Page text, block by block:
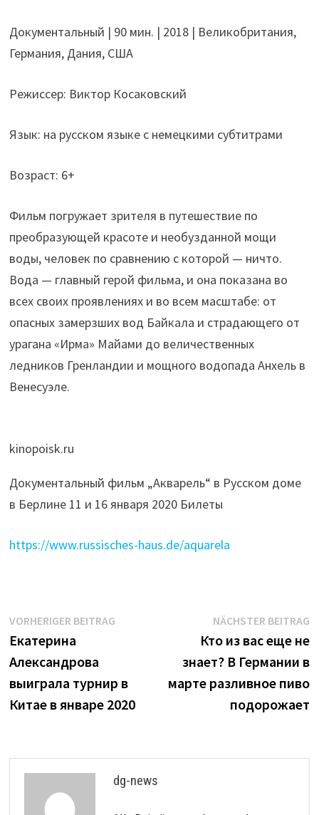
Документальный | 90 мин. | 2018 | Великобритания,
Германия, Дания, США
Режиссер: Виктор Косаковский
Язык: на русском языке с немецкими субтитрами
Возраст: 6+
Фильм погружает зрителя в путешествие по
преобразующей красоте и необузданной мощи
воды, человек по сравнению с которой — ничто.
Вода — главный герой фильма, и она показана во
всех своих проявлениях и во всем масштабе: от
опасных замерзших вод Байкала и страдающего от
урагана «Ирма» Майами до величественных
ледников Гренландии и мощного водопада Анхель в
Венесуэле.
kinopoisk.ru
Документальный фильм „Акварель“ в Русском доме
в Берлине 11 и 16 января 2020 Билеты
https://www.russisches-haus.de/aquarela
Beitrags-
Navigation
VORHERIGER BEITRAGVorheriger
Екатерина
Александрова
выиграла турнир в
Китае в январе 2020
NÄCHSTER BEITRAG
Кто из вас еще не
знает? В Германии в
марте разливное пиво
подорожает
dg-news